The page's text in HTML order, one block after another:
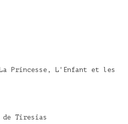
Princesse, L'Enfant et les
de Tiresias